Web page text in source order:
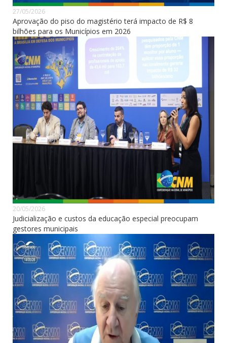
27/05/2026
Aprovação do piso do magistério terá impacto de R$ 8
bilhões para os Municípios em 2026
20/05/2026
Judicialização e custos da educação especial preocupam
gestores municipais